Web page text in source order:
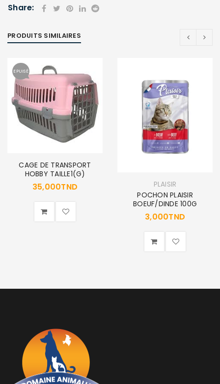
Share:
PRODUITS SIMILAIRES
EPUISÉ
CAGE DE TRANSPORT
HOBBY TAILLE1(G)
35,000TND PLAISIR
POCHON PLAISIR
BOEUF/DINDE 100G
3,000TND